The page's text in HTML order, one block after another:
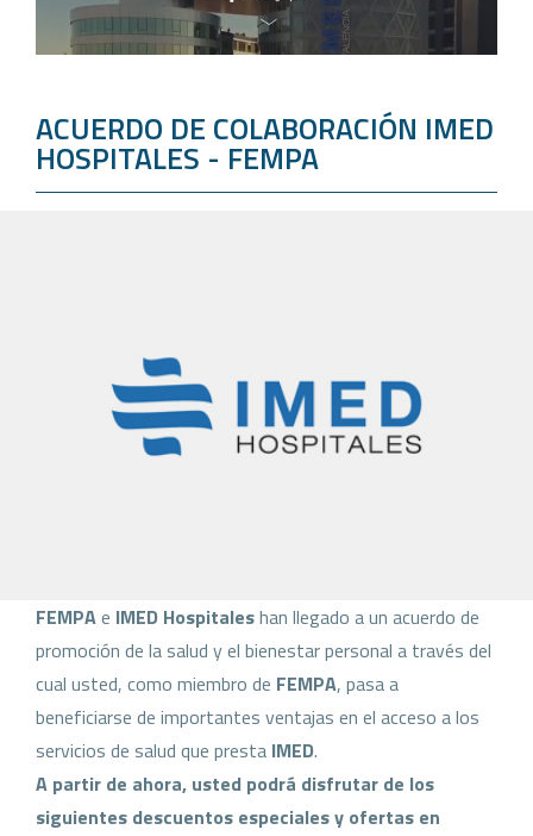
ACUERDO DE COLABORACIÓN IMED
HOSPITALES - FEMPA
FEMPAe IMED Hospitaleshan llegado a un acuerdo de
promoción de la salud y el bienestar personal a través del
cual usted, como miembro de FEMPA, pasa a
beneficiarse de importantes ventajas en el acceso a los
servicios de salud que presta IMED.
A partir de ahora, usted podrá disfrutar de los
siguientes descuentos especiales y ofertas en